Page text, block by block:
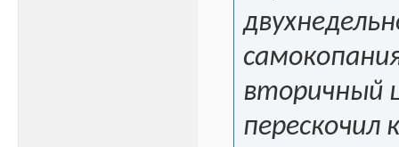
вторичный
перескочил